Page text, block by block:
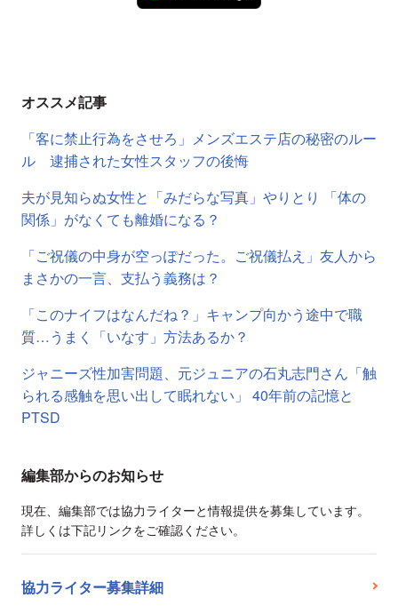
オススメ記事
「客に禁止行為をさせろ」メンズエステ店の秘密のルー
ル 逮捕された女性スタッフの後悔
夫が見知らぬ女性と「みだらな写真」やりとり 「体の
関係」がなくても離婚になる？
「ご祝儀の中身が空っぽだった。ご祝儀払え」友人から
まさかの一言、支払う義務は？
「このナイフはなんだね？」キャンプ向かう途中で職
質…うまく「いなす」方法あるか？
ジャニーズ性加害問題、元ジュニアの石丸志門さん「触
られる感触を思い出して眠れない」 40年前の記憶と
PTSD
編集部からのお知らせ
現在、編集部では協力ライターと情報提供を募集しています。
詳しくは下記リンクをご確認ください。
協力ライター募集詳細